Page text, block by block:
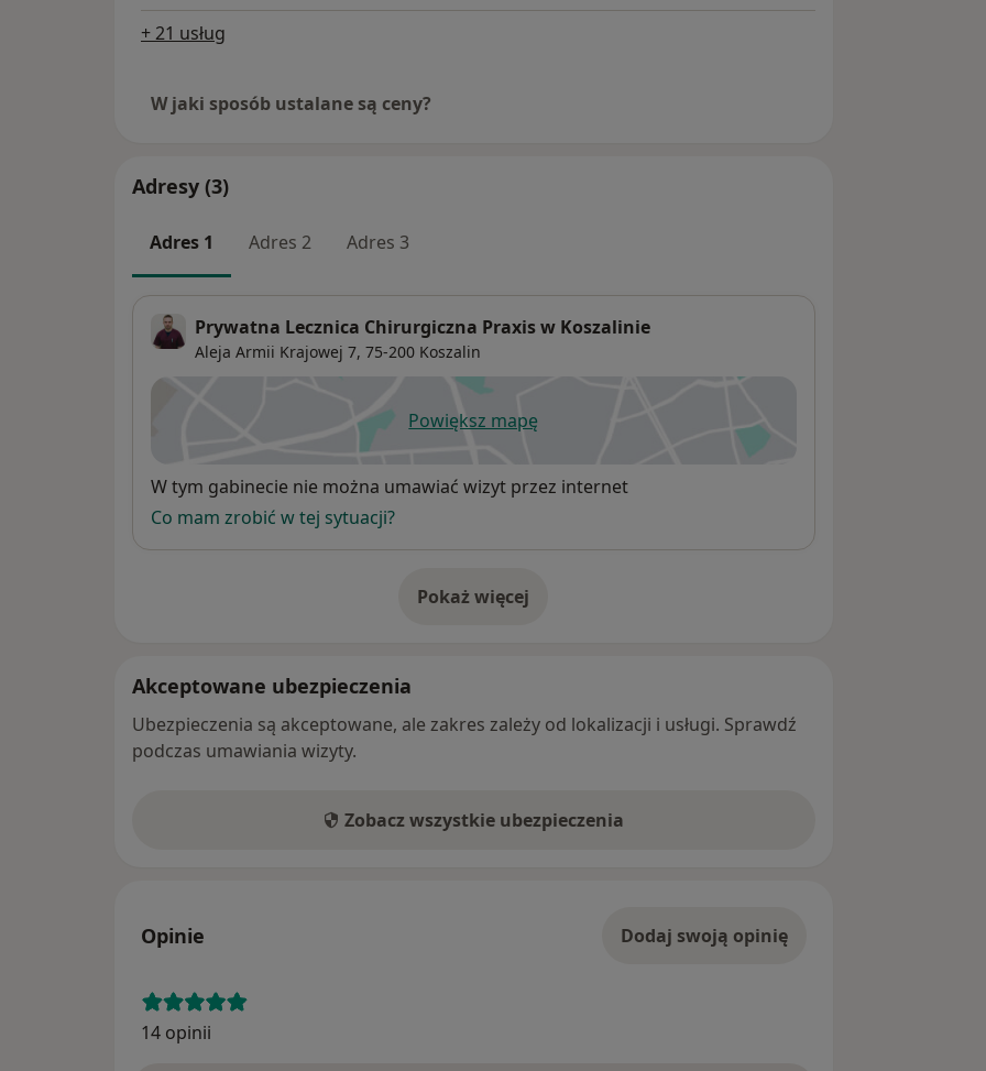
+ 21 usług
W jaki sposób ustalane są ceny?
Adresy (3)
Adres 1 Adres 2 Adres 3
Prywatna Lecznica Chirurgiczna Praxis w Koszalinie
Aleja Armii Krajowej 7, 75-200 Koszalin
Powiększ mapęotwiera się w nowej karcie
Dostępność
W tym gabinecie nie można umawiać wizyt przez internet
Co mam zrobić w tej sytuacji?
Pokaż więcej
o adresie
Akceptowane ubezpieczenia
Ubezpieczenia są akceptowane, ale zakres zależy od lokalizacji i usługi. Sprawdź
podczas umawiania wizyty.
Zobacz wszystkie ubezpieczenia
Opinie Dodaj swoją opinię
14 opinii